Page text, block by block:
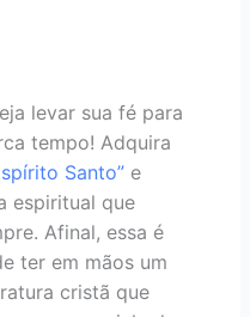
levar sua fé para
tempo! Adquira
Santo” e
espiritual que
Afinal, essa é
ter em mãos um
cristã que